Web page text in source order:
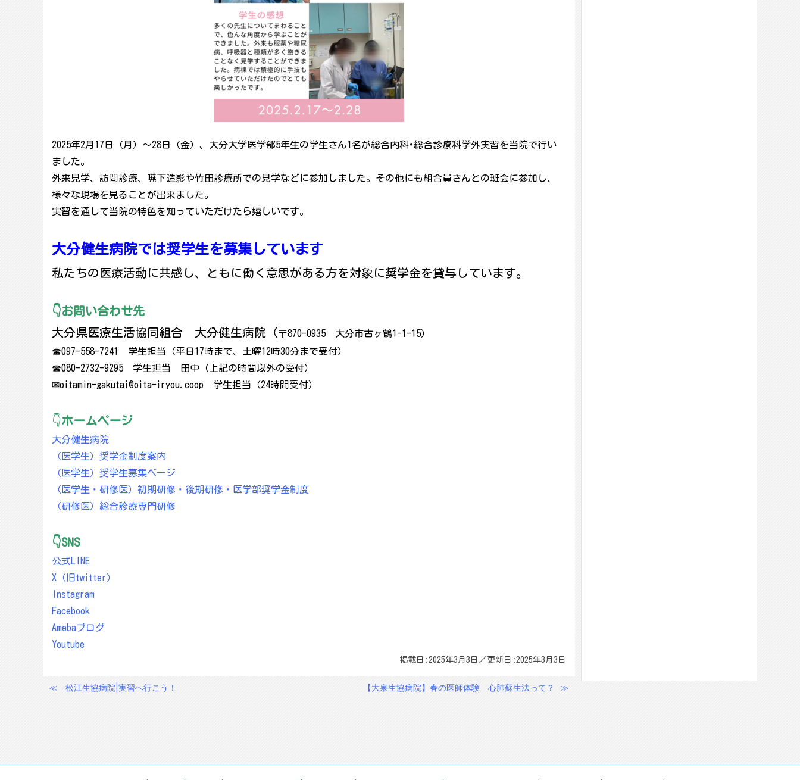
2025年2月17日（月）～28日（金）、大分大学医学部5年生の学生さん1名が総合内科･総合診療科学外実習を当院で行い
ました。
外来見学、訪問診療、嚥下造影や竹田診療所での見学などに参加しました。その他にも組合員さんとの班会に参加し、
様々な現場を見ることが出来ました。
実習を通して当院の特色を知っていただけたら嬉しいです。
大分健生病院では奨学生を募集しています
私たちの医療活動に共感し、ともに働く意思がある方を対象に奨学金を貸与しています。
👇お問い合わせ先
大分県医療生活協同組合 大分健生病院（〒870-0935 大分市古ヶ鶴1-1-15）
☎097-558-7241 学生担当（平日17時まで、土曜12時30分まで受付）
☎080-2732-9295 学生担当 田中（上記の時間以外の受付）
✉oitamin-gakutai@oita-iryou.coop 学生担当（24時間受付）
👇ホームページ
大分健生病院
（医学生）奨学金制度案内
（医学生）奨学生募集ページ
（医学生・研修医）初期研修・後期研修・医学部奨学金制度
（研修医）総合診療専門研修
👇SNS
公式LINE
X（旧twitter）
Instagram
Facebook
Amebaブログ
Youtube
掲載日:2025年3月3日／更新日:2025年3月3日
投≪ 松江生協病院|実習へ行こう！ 【大泉生協病院】春の医師体験 心肺蘇生法って？ ≫